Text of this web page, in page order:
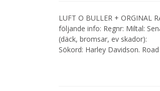
LUFT O BULLER + ORGINAL
följande info: Regnr: Miltal:
(däck, bromsar, ev skador):
Sökord: Harley Davidson.